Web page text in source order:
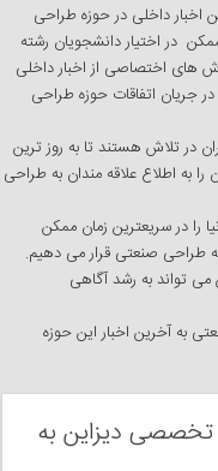
اخبار داخلی در حوزه طراحی
در اختیار دانشجویان رشته
های اختصاصی از اخبار داخلی
در جریان اتفاقات حوزه طراحی
در تلاش هستند تا به روز ترین
را به اطلاع علاقه مندان به طراحی
را در سریعترین زمان ممکن
طراحی صنعتی قرار می دهیم.
می تواند به رشد آگاهی
به آخرین اخبار این حوزه
دیزاین به